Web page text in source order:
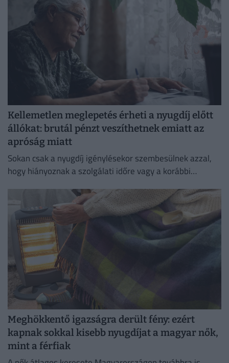
Kellemetlen meglepetés érheti a nyugdíj előtt
állókat: brutál pénzt veszíthetnek emiatt az
apróság miatt
Sokan csak a nyugdíj igénylésekor szembesülnek azzal,
hogy hiányoznak a szolgálati időre vagy a korábbi
összegét is befolyásolhatja.
Meghökkentő igazságra derült fény: ezért
kapnak sokkal kisebb nyugdíjat a magyar nők,
mint a férfiak